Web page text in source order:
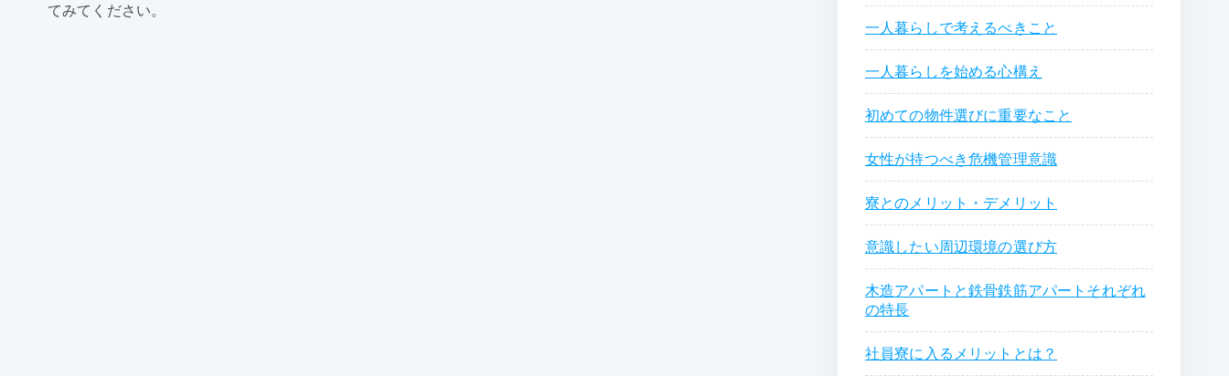
てみてください。
一人暮らしで考えるべきこと
一人暮らしを始める心構え
初めての物件選びに重要なこと
女性が持つべき危機管理意識
寮とのメリット・デメリット
意識したい周辺環境の選び方
木造アパートと鉄骨鉄筋アパートそれぞれ
の特長
社員寮に入るメリットとは？